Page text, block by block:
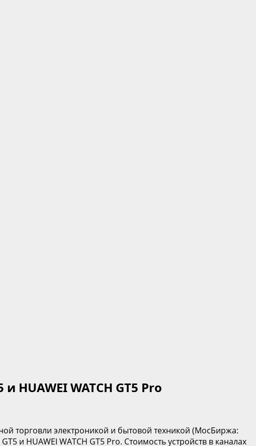
HUAWEI WATCH GT5 Pro
торговли электроникой и бытовой техникой (МосБиржа:
и HUAWEI WATCH GT5 Pro. Стоимость устройств в каналах